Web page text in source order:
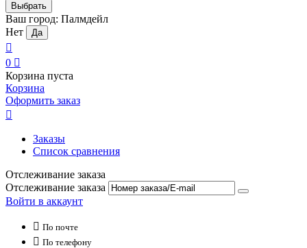
Выбрать
Ваш город: Палмдейл
Нет
Да

0 
Корзина пуста
Корзина
Оформить заказ

Заказы
Список сравнения
Отслеживание заказа
Отслеживание заказа
Войти в аккаунт
 По почте
 По телефону